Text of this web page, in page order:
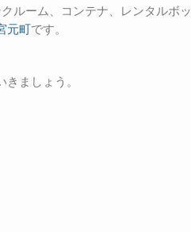
ルーム、コンテナ、レンタルボッ
元町です。
ましょう。